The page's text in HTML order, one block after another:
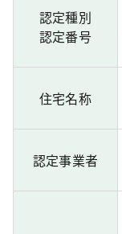
認定種別
認定番号
住宅名称
認定事業者